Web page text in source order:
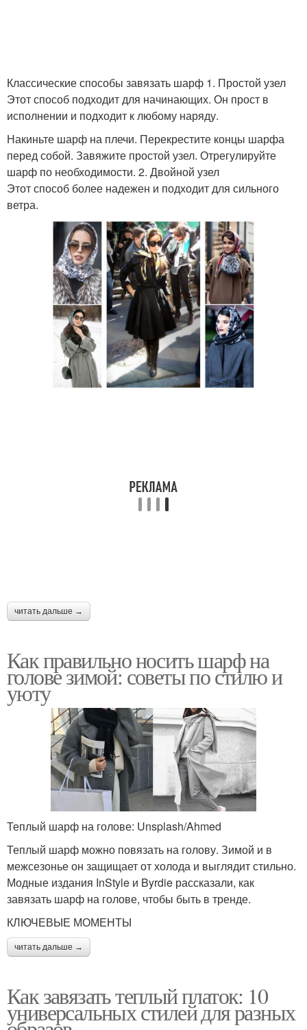
Шарф в виде Шарф для создания
Шарф на шее Материал для шарфа
Шарф к зимней куртке Теплые шарфы
Шарф с цветом
Шарф для зимней
куртки
Шарф к розовому
Модные шарфы
Шарфы с помпонами Меховые шарфы
Современные шарфы Модный шарф
Разные шарфы
Узоры для теплых
Теплый шарф
шарфа
Классические способы завязать шарф 1. Простой узел
Этот способ подходит для начинающих. Он прост в
исполнении и подходит к любому наряду.
Накиньте шарф на плечи. Перекрестите концы шарфа
перед собой. Завяжите простой узел. Отрегулируйте
шарф по необходимости. 2. Двойной узел
Этот способ более надежен и подходит для сильного
ветра.
читать дальше →
Как правильно носить шарф на
голове зимой: советы по стилю и
уюту
Теплый шарф на голове: Unsplash/Ahmed
Теплый шарф можно повязать на голову. Зимой и в
межсезонье он защищает от холода и выглядит стильно.
Модные издания InStyle и Byrdie рассказали, как
завязать шарф на голове, чтобы быть в тренде.
КЛЮЧЕВЫЕ МОМЕНТЫ
читать дальше →
Как завязать теплый платок: 10
универсальных стилей для разных